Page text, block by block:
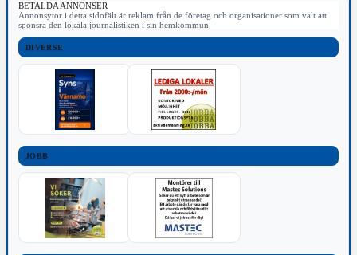
BETALDA ANNONSER
Annonsytor i detta sidofält är reklam från de företag och organisationer som valt att
sponsra den lokala journalistiken i sin hemkommun.
DIVERSE
JOBB